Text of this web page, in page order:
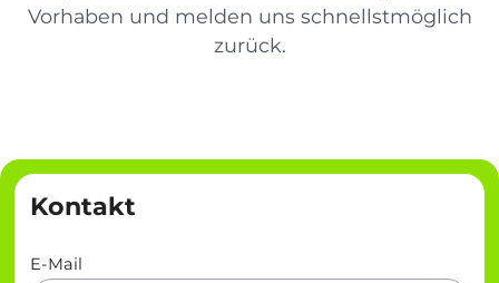
Vorhaben und melden uns schnellstmöglich
zurück.
Kontakt
E-Mail